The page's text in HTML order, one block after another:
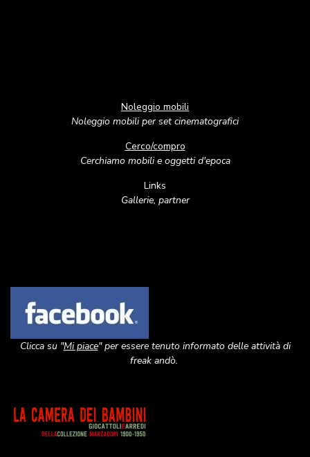
Noleggio mobili
Noleggio mobili per set cinematografici
Cerco/compro
Cerchiamo mobili e oggetti d'epoca
Links
Gallerie, partner
Clicca su "Mi piace" per essere tenuto informato delle attività di
freak andò.
Image